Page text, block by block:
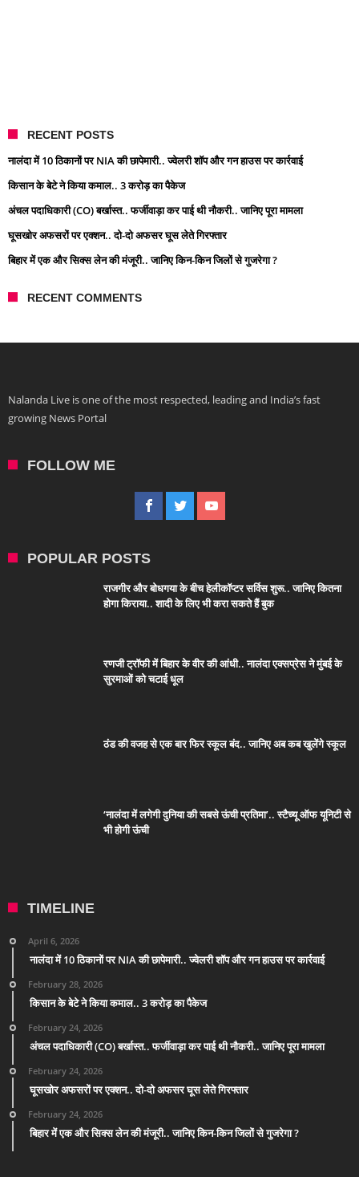
RECENT POSTS
नालंदा में 10 ठिकानों पर NIA की छापेमारी.. ज्वेलरी शॉप और गन हाउस पर कार्रवाई
किसान के बेटे ने किया कमाल.. 3 करोड़ का पैकेज
अंचल पदाधिकारी (CO) बर्खास्त.. फर्जीवाड़ा कर पाई थी नौकरी.. जानिए पूरा मामला
घूसखोर अफसरों पर एक्शन.. दो-दो अफसर घूस लेते गिरफ्तार
बिहार में एक और सिक्स लेन की मंजूरी.. जानिए किन-किन जिलों से गुजरेगा ?
RECENT COMMENTS
Nalanda Live is one of the most respected, leading and India’s fast
growing News Portal
FOLLOW ME
POPULAR POSTS
राजगीर और बोधगया के बीच हेलीकॉप्टर सर्विस शुरू.. जानिए कितना
होगा किराया.. शादी के लिए भी करा सकते हैं बुक
रणजी ट्रॉफी में बिहार के वीर की आंधी.. नालंदा एक्सप्रेस ने मुंबई के
सुरमाओं को चटाई धूल
ठंड की वजह से एक बार फिर स्कूल बंद.. जानिए अब कब खुलेंगे स्कूल
‘नालंदा में लगेगी दुनिया की सबसे ऊंची प्रतिमा’.. स्टैच्यू ऑफ यूनिटी से
भी होगी ऊंची
TIMELINE
April 6, 2026
नालंदा में 10 ठिकानों पर NIA की छापेमारी.. ज्वेलरी शॉप और गन हाउस पर कार्रवाई
February 28, 2026
किसान के बेटे ने किया कमाल.. 3 करोड़ का पैकेज
February 24, 2026
अंचल पदाधिकारी (CO) बर्खास्त.. फर्जीवाड़ा कर पाई थी नौकरी.. जानिए पूरा मामला
February 24, 2026
घूसखोर अफसरों पर एक्शन.. दो-दो अफसर घूस लेते गिरफ्तार
February 24, 2026
बिहार में एक और सिक्स लेन की मंजूरी.. जानिए किन-किन जिलों से गुजरेगा ?